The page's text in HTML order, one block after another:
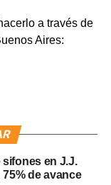
a través de
Aires:
en J.J.
de avance